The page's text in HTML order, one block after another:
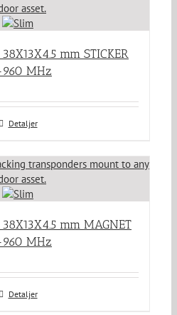
mm STICKER
MHz
Detaljer
mm MAGNET
MHz
Detaljer